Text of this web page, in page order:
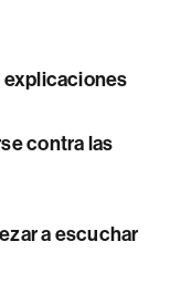
explicaciones
contra las
a escuchar